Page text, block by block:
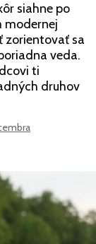
siahne po
modernej
zorientovať sa
veda.
ti
druhov